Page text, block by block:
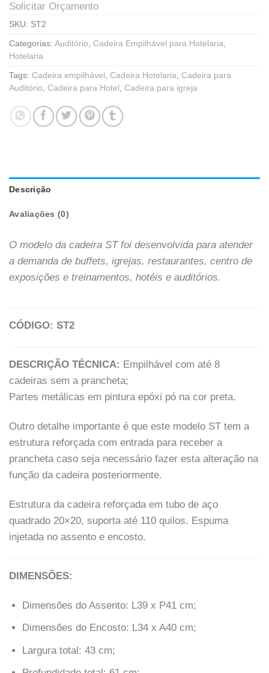
Solicitar Orçamento
SKU: ST2
Categorias: Auditório, Cadeira Empilhável para Hotelaria,
Hotelaria
Tags: Cadeira empilhável , Cadeira Hotelaria, Cadeira para
Auditório, Cadeira para Hotel , Cadeira para igreja
Descrição
Avaliações (0)
O modelo da cadeira ST foi desenvolvida para atender
a demanda de buffets, igrejas, restaurantes, centro de
exposições e treinamentos, hotéis e auditórios.
CÓDIGO: ST2
DESCRIÇÃO TÉCNICA: Empilhável com até 8
cadeiras sem a prancheta;
Partes metálicas em pintura epóxi pó na cor preta.
Outro detalhe importante é que este modelo ST tem a
estrutura reforçada com entrada para receber a
prancheta caso seja necessário fazer esta alteração na
função da cadeira posteriormente.
Estrutura da cadeira reforçada em tubo de aço
quadrado 20×20, suporta até 110 quilos. Espuma
injetada no assento e encosto.
DIMENSÕES:
Dimensões do Assento: L39 x P41 cm;
Dimensões do Encosto: L34 x A40 cm;
Largura total: 43 cm;